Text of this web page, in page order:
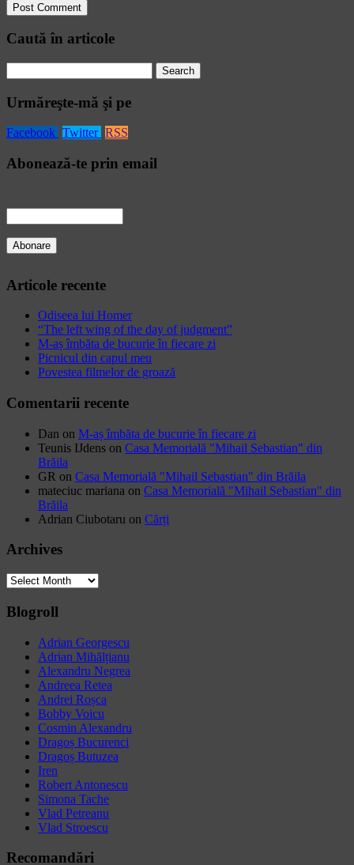
Caută în articole
for:
Urmăreşte-mă şi pe
Facebook Twitter RSS
Abonează-te prin email
Articole recente
Odiseea lui Homer
“The left wing of the day of judgment”
M-aș îmbăta de bucurie în fiecare zi
Picnicul din capul meu
Povestea filmelor de groază
Comentarii recente
Dan on M-aș îmbăta de bucurie în fiecare zi
Teunis IJdens on Casa Memorială "Mihail Sebastian" din
Brăila
GR on Casa Memorială "Mihail Sebastian" din Brăila
mateciuc mariana on Casa Memorială "Mihail Sebastian" din
Brăila
Adrian Ciubotaru on Cărți
Archives
Archives
Blogroll
Adrian Georgescu
Adrian Mihălțianu
Alexandru Negrea
Andreea Retea
Andrei Roșca
Bobby Voicu
Cosmin Alexandru
Dragoș Bucurenci
Dragoș Butuzea
Iren
Robert Antonescu
Simona Tache
Vlad Petreanu
Vlad Stroescu
Recomandări